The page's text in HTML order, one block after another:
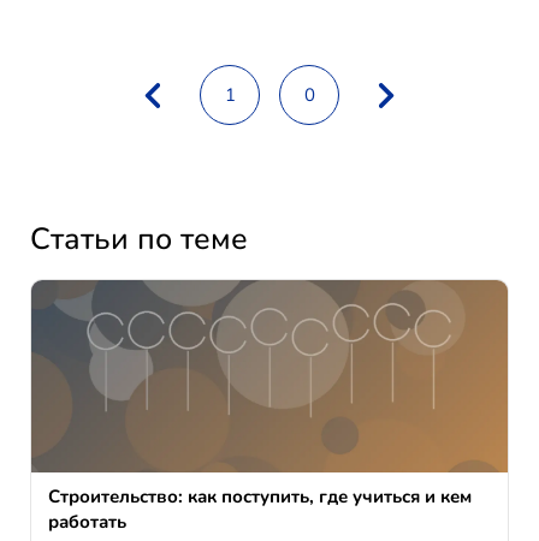
1 0
Статьи по теме
Строительство: как поступить, где учиться и кем
работать